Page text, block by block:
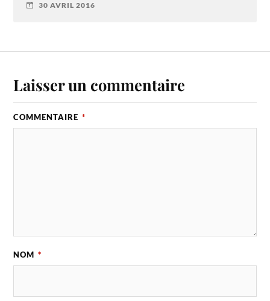
30 AVRIL 2016
Laisser un commentaire
COMMENTAIRE *
NOM *